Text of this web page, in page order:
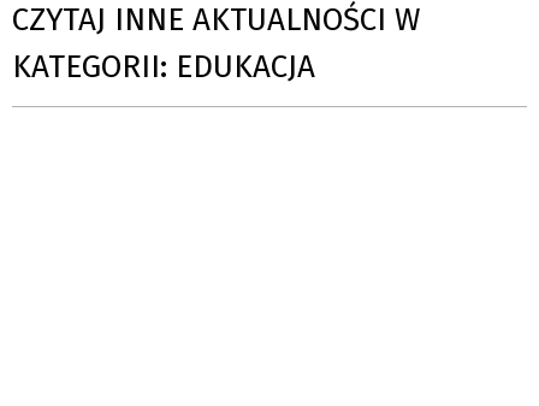
CZYTAJ INNE AKTUALNOŚCI W
KATEGORII: EDUKACJA